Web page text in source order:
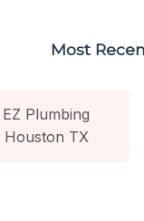
Most
EZ Plumbing
Houston TX